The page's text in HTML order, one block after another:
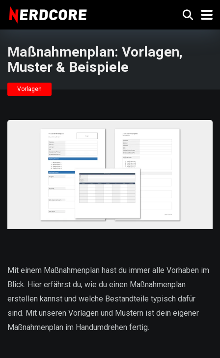
Maßnahmenplan: Vorlagen,
Muster & Beispiele
Vorlagen
Mit einem Maßnahmenplan hast du immer alle Vorhaben im
Blick. Hier erfährst du, wie du einen Maßnahmenplan
erstellen kannst und welche Bestandteile typisch dafür
sind. Mit unseren Vorlagen und Mustern ist dein eigener
Maßnahmenplan im Handumdrehen fertig.